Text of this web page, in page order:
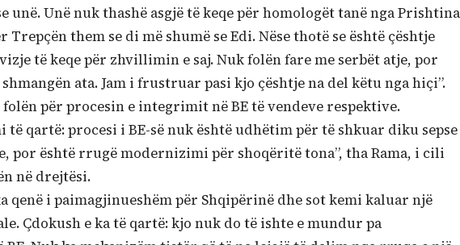
unë. Unë nuk thashë asgjë të keqe për homologët tanë nga
Trepçën them se di më shumë se Edi. Nëse thotë se është çështje
të keqe për zhvillimin e saj. Nuk folën fare me serbët atje, por
ata. Jam i frustruar pasi kjo çështje na del këtu nga hiçi”.
për procesin e integrimit në BE të vendeve respektive.
të qartë: procesi i BE-së nuk është udhëtim për të shkuar diku sepse
por është rrugë modernizimi për shoqëritë tona”, tha Rama, i cili
në drejtësi.
qenë i paimagjinueshëm për Shqipërinë dhe sot kemi kaluar një
Çdokush e ka të qartë: kjo nuk do të ishte e mundur pa